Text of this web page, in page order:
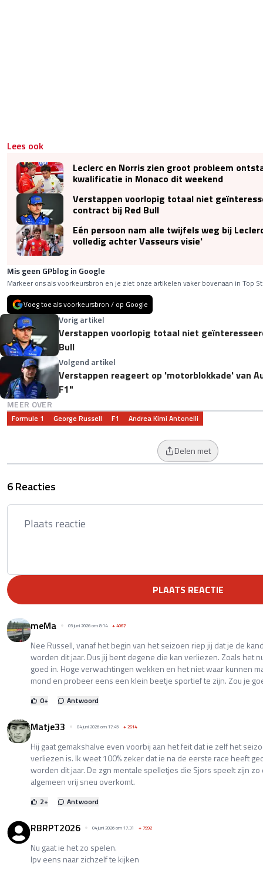
Lees ook
Leclerc en Norris zien groot probleem
kwalificatie in Monaco dit weekend
Verstappen voorlopig totaal niet
contract bij Red Bull
Eén persoon nam alle twijfels weg bij
volledig achter Vasseurs visie'
Mis geen GPblog in Google
Markeer ons als voorkeursbron en je ziet onze artikelen vaker bovenaan in Top
Voeg toe als voorkeursbron / op Google
Vorig artikel
Verstappen voorlopig totaal niet
Bull
Volgend artikel
Verstappen reageert op 'motorblokkade' van
F1"
MEER OVER
Formule 1 George Russell F1 Andrea Kimi Antonelli
Delen met
6 Reacties
PLAATS REACTIE
meMa 05 juni 2026 om 8:14 +4067
Nee Russell, vanaf het begin van het seizoen riep jij dat je de
worden dit jaar. Dus jij bent degene die kan verliezen. Zoals het
goed in. Hoge verwachtingen wekken en het niet waar kunnen
mond en probeer eens een klein beetje sportief te zijn. Zou je
0+ Antwoord
Matje33 04 juni 2026 om 17:45 +2614
Hij gaat gemakshalve even voorbij aan het feit dat ie zelf het
verliezen is. Ik weet 100% zeker dat ie na de eerste race heeft
worden dit jaar. De zgn mentale spelletjes die Sjors speelt zijn
algemeen vrij sneu overkomt.
2+ Antwoord
RBRPT2026 04 juni 2026 om 17:31 +7992
Nu gaat ie het zo spelen.
Ipv eens naar zichzelf te kijken